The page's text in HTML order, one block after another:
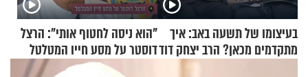
בעיצומו של תשעה באב: איך
מתקדמים מכאן? הרב יצחק דוד
גרוסמן בשיחה מיוחדת
"הוא ניסה לחטוף אותי": הרצל
דוסטר על מסע חייו המטלטל